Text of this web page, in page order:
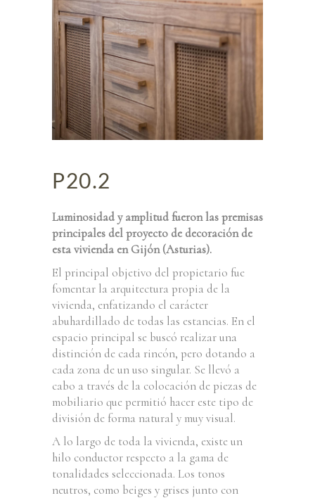
P20.2
Luminosidad y amplitud fueron las premisas
principales del proyecto de decoración de
esta vivienda en Gijón (Asturias).
El principal objetivo del propietario fue
fomentar la arquitectura propia de la
vivienda, enfatizando el carácter
abuhardillado de todas las estancias. En el
espacio principal se buscó realizar una
distinción de cada rincón, pero dotando a
cada zona de un uso singular. Se llevó a
cabo a través de la colocación de piezas de
mobiliario que permitió hacer este tipo de
división de forma natural y muy visual.
A lo largo de toda la vivienda, existe un
hilo conductor respecto a la gama de
tonalidades seleccionada. Los tonos
neutros, como beiges y grises junto con